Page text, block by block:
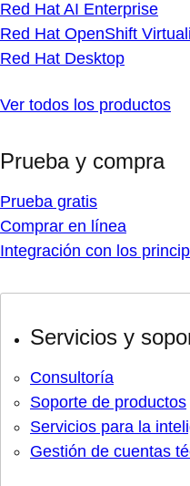
Red Hat AI Enterprise
Red Hat OpenShift
Red Hat Desktop
Ver todos los productos
Prueba y compra
Prueba gratis
Comprar en línea
Integración con los
Servicios y
Consultoría
Soporte de productos
Servicios para la
Gestión de cuentas